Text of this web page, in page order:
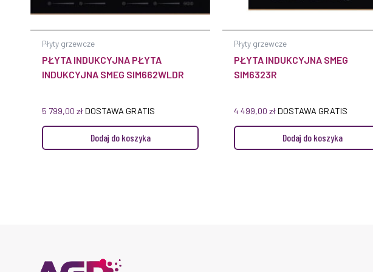
Płyty grzewcze
PŁYTA INDUKCYJNA PŁYTA
INDUKCYJNA SMEG SIM662WLDR
5 799,00złDOSTAWA GRATIS
Dodaj do koszyka
Płyty grzewcze
PŁYTA INDUKCYJNA SMEG
SIM6323R
4 499,00złDOSTAWA GRATIS
Dodaj do koszyka